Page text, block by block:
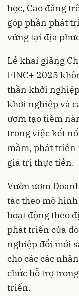
học, Cao đẳng
góp phần phát
vững tại địa
Lễ khai giảng
FINC+ 2025
thần khởi
khởi nghiệp và
ươm tạo tiềm
trong việc kết
mầm, phát triển
giá trị thực tiễn.
Vườn ươm
tác theo mô
hoạt động theo
phát triển của
nghiệp đổi mới
cho các các
chức hỗ trợ
triển.